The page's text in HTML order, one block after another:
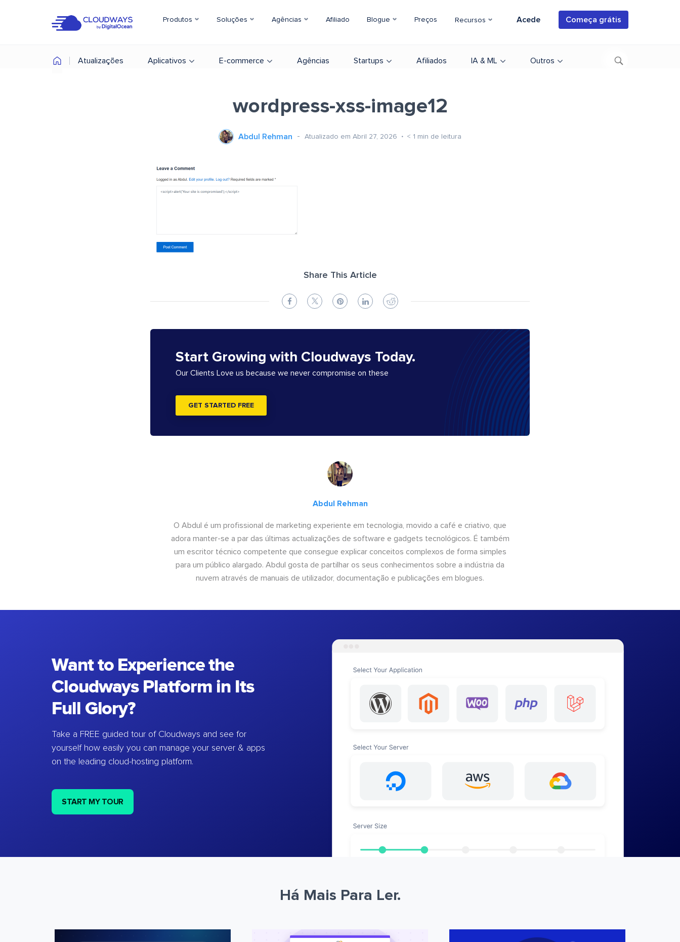
Produtos Soluções Agências Afiliado Blogue Preços Recursos Acede Começa grátis
Atualizações Aplicativos E-commerce Agências Startups Afiliados IA & ML Outros
wordpress-xss-image12
Abdul Rehman Atualizado em Abril 27, 2026 < 1 min de leitura
Share This Article
Start Growing with Cloudways Today.
Our Clients Love us because we never compromise on these
GET STARTED FREE
Abdul Rehman
O Abdul é um profissional de marketing experiente em tecnologia, movido a café e criativo, que
adora manter-se a par das últimas actualizações de software e gadgets tecnológicos. É também
um escritor técnico competente que consegue explicar conceitos complexos de forma simples
para um público alargado. Abdul gosta de partilhar os seus conhecimentos sobre a indústria da
nuvem através de manuais de utilizador, documentação e publicações em blogues.
Want to Experience the
Cloudways Platform in Its
Full Glory?
Take a FREE guided tour of Cloudways and see for
yourself how easily you can manage your server & apps
on the leading cloud-hosting platform.
START MY TOUR
Há Mais Para Ler.